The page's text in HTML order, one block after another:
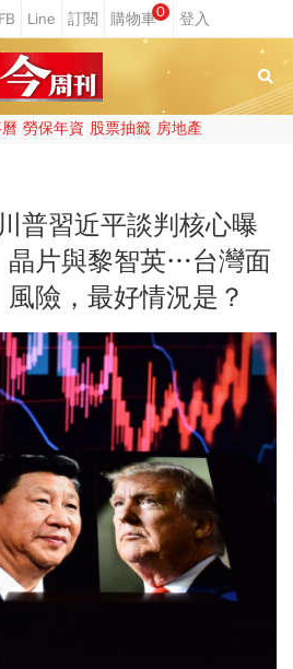
0
勞保年資 股票抽籤 房地產
普習近平談判核心曝
晶片與黎智英…台灣面
險，最好情況是？